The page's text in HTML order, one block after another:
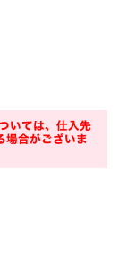
いては、仕入先
場合がございま